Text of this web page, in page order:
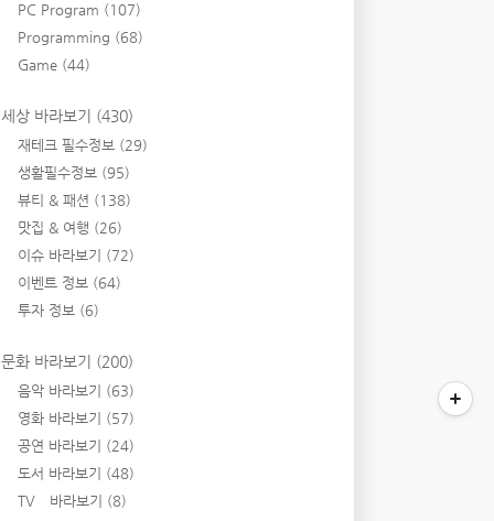
PC Program (107)
Programming (68)
Game (44)
세상 바라보기 (430)
재테크 필수정보 (29)
생활필수정보 (95)
뷰티 & 패션 (138)
맛집 & 여행 (26)
이슈 바라보기 (72)
이벤트 정보 (64)
투자 정보 (6)
문화 바라보기 (200)
음악 바라보기 (63)
영화 바라보기 (57)
공연 바라보기 (24)
도서 바라보기 (48)
TV 바라보기 (8)